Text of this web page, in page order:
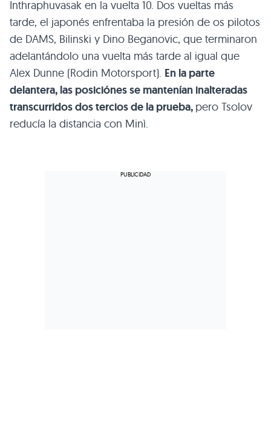
Inthraphuvasak en la vuelta 10. Dos vueltas más
tarde, el japonés enfrentaba la presión de os pilotos
de DAMS, Bilinski y Dino Beganovic, que terminaron
adelantándolo una vuelta más tarde al igual que
Alex Dunne (Rodin Motorsport). En la parte
delantera, las posiciónes se mantenían inalteradas
transcurridos dos tercios de la prueba, pero Tsolov
reducía la distancia con Minì.